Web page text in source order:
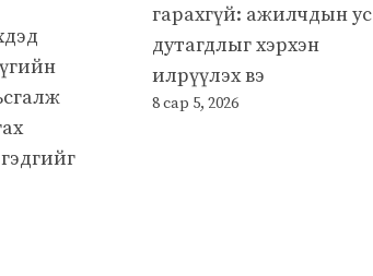
гарахгүй: ажилчдын ус
дутагдлыг хэрхэн
илрүүлэх вэ
8 сар 5, 2026